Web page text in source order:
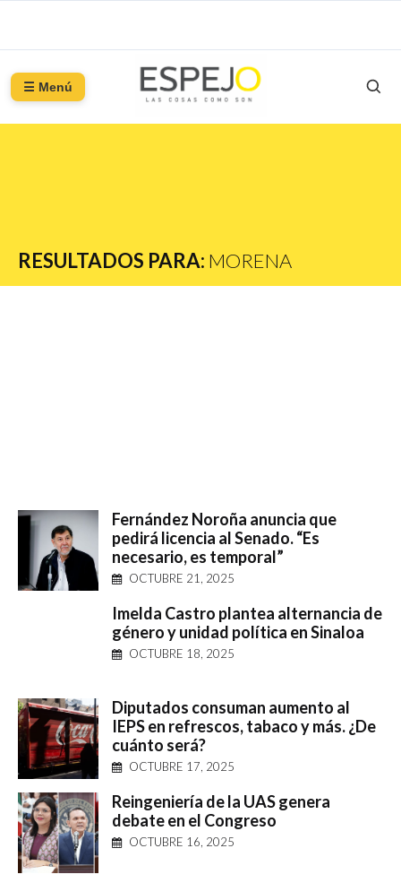
☰ Menú
RESULTADOS PARA: MORENA
Fernández Noroña anuncia que
pedirá licencia al Senado. “Es
necesario, es temporal”
OCTUBRE 21, 2025
Imelda Castro plantea alternancia de
género y unidad política en Sinaloa
OCTUBRE 18, 2025
Diputados consuman aumento al
IEPS en refrescos, tabaco y más. ¿De
cuánto será?
OCTUBRE 17, 2025
Reingeniería de la UAS genera
debate en el Congreso
OCTUBRE 16, 2025